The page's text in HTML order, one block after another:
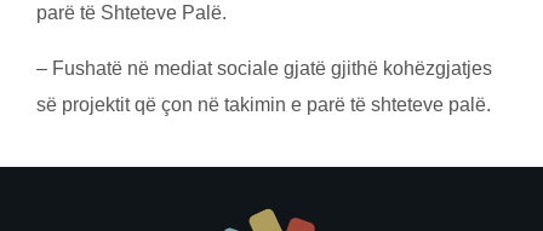
parë të Shteteve Palë.
– Fushatё në mediat sociale gjatë gjithë kohëzgjatjes
së projektit që çon në takimin e parë të shteteve palë.